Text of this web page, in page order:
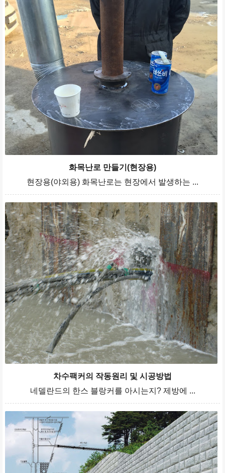
화목난로 만들기(현장용)
현장용(야외용) 화목난로는 현장에서 발생하는 ...
차수팩커의 작동원리 및 시공방법
네델란드의 한스 블랑커를 아시는지? 제방에 ...